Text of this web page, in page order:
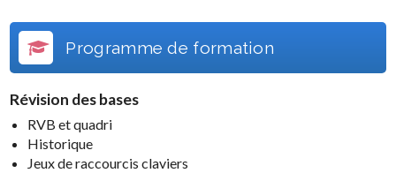
Programme de formation
Révision des bases
RVB et quadri
Historique
Jeux de raccourcis claviers